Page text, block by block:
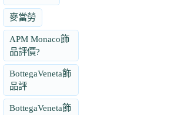
麥當勞
APM Monaco飾
品評價?
BottegaVeneta飾
品評
BottegaVeneta飾